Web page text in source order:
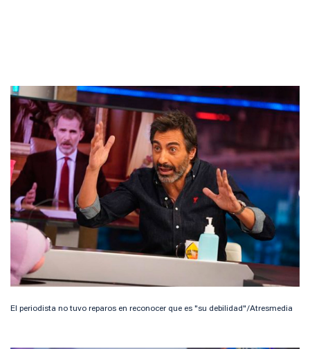
El periodista no tuvo reparos en reconocer que es "su debilidad"/Atresmedia